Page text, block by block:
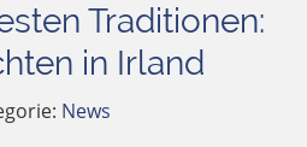
Traditionen:
in Irland
News